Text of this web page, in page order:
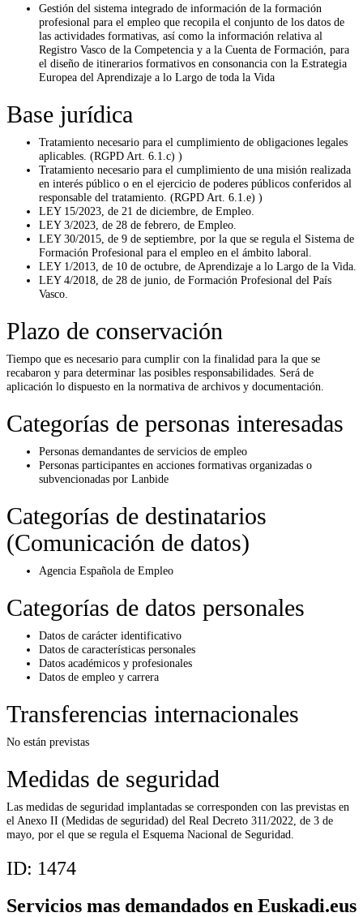
Gestión del sistema integrado de información de la formación
profesional para el empleo que recopila el conjunto de los datos de
las actividades formativas, así como la información relativa al
Registro Vasco de la Competencia y a la Cuenta de Formación, para
el diseño de itinerarios formativos en consonancia con la Estrategia
Europea del Aprendizaje a lo Largo de toda la Vida
Base jurídica
Tratamiento necesario para el cumplimiento de obligaciones legales
aplicables. (RGPD Art. 6.1.c) )
Tratamiento necesario para el cumplimiento de una misión realizada
en interés público o en el ejercicio de poderes públicos conferidos al
responsable del tratamiento. (RGPD Art. 6.1.e) )
LEY 15/2023, de 21 de diciembre, de Empleo.
LEY 3/2023, de 28 de febrero, de Empleo.
LEY 30/2015, de 9 de septiembre, por la que se regula el Sistema de
Formación Profesional para el empleo en el ámbito laboral.
LEY 1/2013, de 10 de octubre, de Aprendizaje a lo Largo de la Vida.
LEY 4/2018, de 28 de junio, de Formación Profesional del País
Vasco.
Plazo de conservación
Tiempo que es necesario para cumplir con la finalidad para la que se
recabaron y para determinar las posibles responsabilidades. Será de
aplicación lo dispuesto en la normativa de archivos y documentación.
Categorías de personas interesadas
Personas demandantes de servicios de empleo
Personas participantes en acciones formativas organizadas o
subvencionadas por Lanbide
Categorías de destinatarios
(Comunicación de datos)
Agencia Española de Empleo
Categorías de datos personales
Datos de carácter identificativo
Datos de características personales
Datos académicos y profesionales
Datos de empleo y carrera
Transferencias internacionales
No están previstas
Medidas de seguridad
Las medidas de seguridad implantadas se corresponden con las previstas en
el Anexo II (Medidas de seguridad) del Real Decreto 311/2022, de 3 de
mayo, por el que se regula el Esquema Nacional de Seguridad.
ID: 1474
Servicios mas demandados en Euskadi.eus